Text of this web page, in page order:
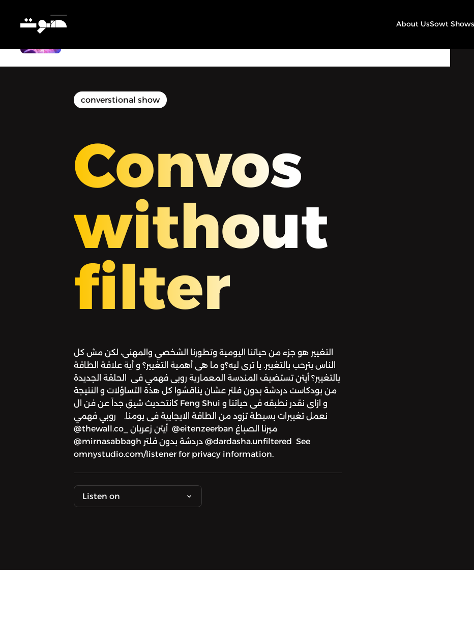
About UsSowt Shows
دردشة بدون فلتر - أهمية التغيير مع روبى
converstional show
Convos
without
filter
التغيير هو جزء من حياتنا اليومية وتطورنا الشخصي والمهنى، لكن مش كل
الناس بترحب بالتغيير. يا ترى ليه؟و ما هى أهمية التغيير؟ و أية علاقة الطاقة
بالتغيير؟ أيتن تستضيف المندسة المعمارية روبى فهمي فى الحلقة الجديدة
من بودكاست دردشة بدون فلتر عشان يناقشوا كل هذة التساؤلات و النتيجة
كانتحديث شيق جداً عن فن ال Feng Shui و ازاى نقدر نطبقه فى حياتنا و
نعمل تغييرات بسيطة تزود من الطاقة الايجابية فى يومنا. روبي فهمي
@thewall.co_ أيتن زعربان @eitenzeerban ‎ميرنا الصباغ
@mirnasabbagh دردشة بدون فلتر @dardasha.unfiltered See
omnystudio.com/listener for privacy information.
Listen on